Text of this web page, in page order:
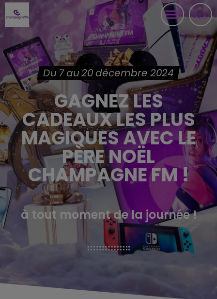
Du 7 au 20 décembre 2024
GAGNEZ LES
CADEAUX LES PLUS
MAGIQUES AVEC LE
PÈRE NOËL
CHAMPAGNE FM !
à tout moment de la journée !